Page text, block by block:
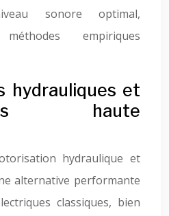
sonore optimal,
empiriques
hydrauliques et
haute
hydraulique et
alternative performante
classiques, bien